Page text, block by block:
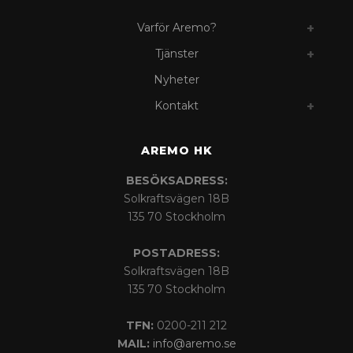
Varför Aremo?
Tjänster
Nyheter
Kontakt
AREMO HK
BESÖKSADRESS:
Solkraftsvägen 18B
135 70 Stockholm
POSTADRESS:
Solkraftsvägen 18B
135 70 Stockholm
TFN: 0200-211 212
MAIL: info@aremo.se